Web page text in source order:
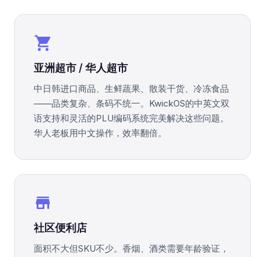
local_grocery_store
亚洲超市 / 华人超市
中日韩进口商品、生鲜蔬果、散装干货、冷冻食品
——品类复杂、条码不统一。KwickOS的中英文双
语支持和灵活的PLU编码系统完美解决这些问题。
华人老板用中文操作，效率翻倍。
store
社区便利店
面积不大但SKU不少。香烟、酒类需要年龄验证，